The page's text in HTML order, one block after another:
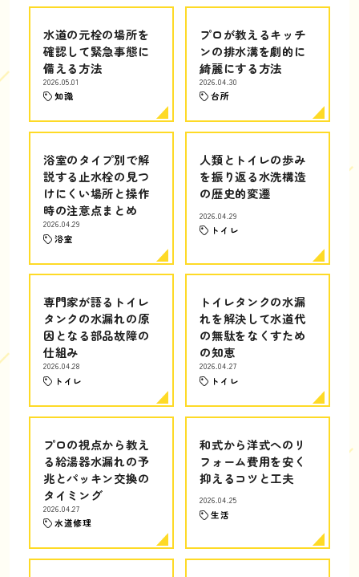
水道の元栓の場所を
確認して緊急事態に
備える方法
2026.05.01
知識
プロが教えるキッチ
ンの排水溝を劇的に
綺麗にする方法
2026.04.30
台所
浴室のタイプ別で解
説する止水栓の見つ
けにくい場所と操作
時の注意点まとめ
2026.04.29
浴室
人類とトイレの歩み
を振り返る水洗構造
の歴史的変遷
2026.04.29
トイレ
専門家が語るトイレ
タンクの水漏れの原
因となる部品故障の
仕組み
2026.04.28
トイレ
トイレタンクの水漏
れを解決して水道代
の無駄をなくすため
の知恵
2026.04.27
トイレ
プロの視点から教え
る給湯器水漏れの予
兆とパッキン交換の
タイミング
2026.04.27
水道修理
和式から洋式へのリ
フォーム費用を安く
抑えるコツと工夫
2026.04.25
生活